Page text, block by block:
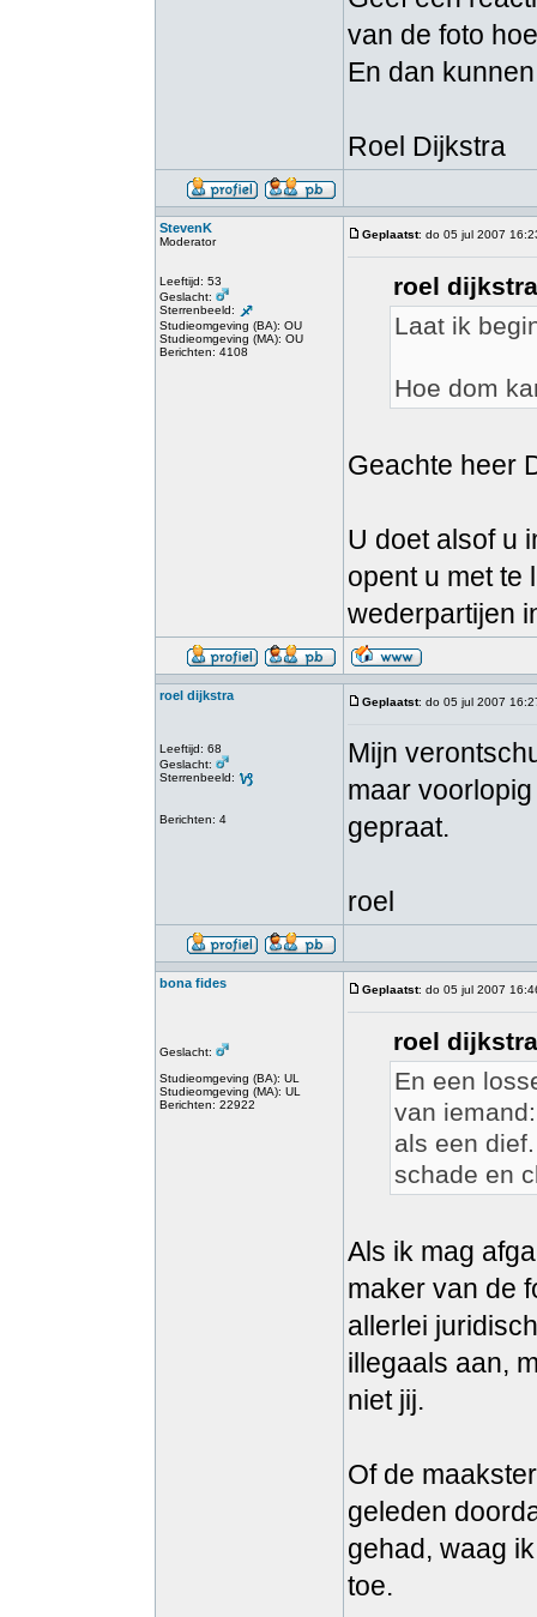
van de foto
En dan
Roel Dijkstra
StevenK
Moderator
Leeftijd: 53
Geslacht:
Sterrenbeeld:
Studieomgeving (BA): OU
Studieomgeving (MA): OU
Berichten: 4108
Geplaatst: do 05 jul 2007
roel
Laat ik
Hoe dom
Geachte heer
U doet alsof u
opent u met te
wederpartijen
roel dijkstra
Leeftijd: 68
Geslacht:
Sterrenbeeld:
Berichten: 4
Geplaatst: do 05 jul 2007
Mijn
maar
gepraat.
roel
bona fides
Geslacht:
Studieomgeving (BA): UL
Studieomgeving (MA): UL
Berichten: 22922
Geplaatst: do 05 jul 2007
roel
En een
van
als een
schade en
Als ik mag
maker van de
allerlei
illegaals aan,
niet jij.
Of de
geleden
gehad, waag
toe.